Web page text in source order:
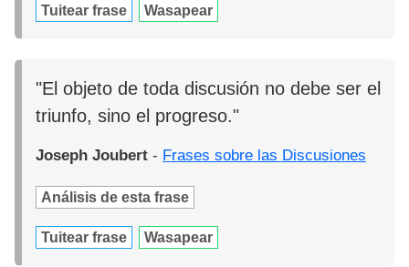
Tuitear frase Wasapear
"El objeto de toda discusión no debe ser el
triunfo, sino el progreso."
Joseph Joubert - Frases sobre las Discusiones
Análisis de esta frase
Tuitear frase Wasapear